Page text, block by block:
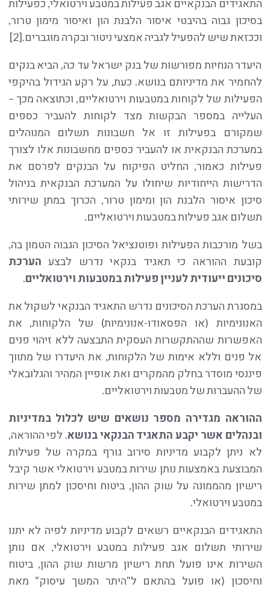
התאגידים הבנקאיים אגב פעילות במטבע וירטואלי, כפעילות
בסיכון גבוה בהיבטי איסור הלבנת הון ואיסור מימון טרור,
וככזאת שיש להפעיל לגביה אמצעי ניטור ובקרה מוגברים.[2]
היעדר הנחיות מפורשות של בנק ישראל עד כה, הביא בנקים
להחמיר את מדיניותם בנושא. כעת, על רקע הגידול בהיקפי
הפעילות של לקוחות במטבעות וירטואליים, וכתוצאה מכך –
העלייה במספר הבקשות מצד לקוחות להעביר כספים
שמקורם בפעילות זו אל חשבונות תשלום המנוהלים
במערכת הבנקאית או להעביר כספים מחשבונות אלו לצורך
פעילות כאמור, החליט הפיקוח על הבנקים לפרסם את
הדרישות הייחודיות שיחולו על המערכת הבנקאית בניהול
סיכון איסור הלבנת הון ומימון טרור, הכרוך במתן שירותי
תשלום אגב פעילות במטבעות וירטואליים.
בשל מורכבות הפעילות ופוטנציאל הסיכון הגבוה הטמון בה,
קובעת ההוראה כי תאגיד בנקאי נדרש לבצע הערכת
סיכונים ייעודית לעניין פעילות במטבעות וירטואליים.
במסגרת הערכת הסיכונים נדרש התאגיד הבנקאי לשקול את
האנונימיות (או הפסאודו-אנונימיות) של הלקוחות, את
האפשרות שההתקשרות העסקית התבצעה ללא זיהוי פנים
אל פנים וללא אימות של הלקוחות, את היעדרו של מתווך
פיננסי מוסדר בחלק מהמקרים ואת אופיין המהיר והגלובאלי
של ההעברות של מטבעות וירטואליים.
ההוראה מגדירה מספר נושאים שיש לכלול במדיניות
ובנהלים אשר יקבע התאגיד הבנקאי בנושא. לפי ההוראה,
לא ניתן לקבוע מדיניות סירוב גורף במקרה של פעילות
המבוצעת באמצעות נותן שירות במטבע וירטואלי אשר קיבל
רישיון מהממונה על שוק ההון, ביטוח וחיסכון למתן שירות
במטבע וירטואלי.
התאגידים הבנקאיים רשאים לקבוע מדיניות לפיה לא יתנו
שירותי תשלום אגב פעילות במטבע וירטואלי, אם נותן
השירות אינו פועל תחת רישיון מרשות שוק ההון, ביטוח
וחיסכון (או פועל בהתאם ל"היתר המשך עיסוק" מאת